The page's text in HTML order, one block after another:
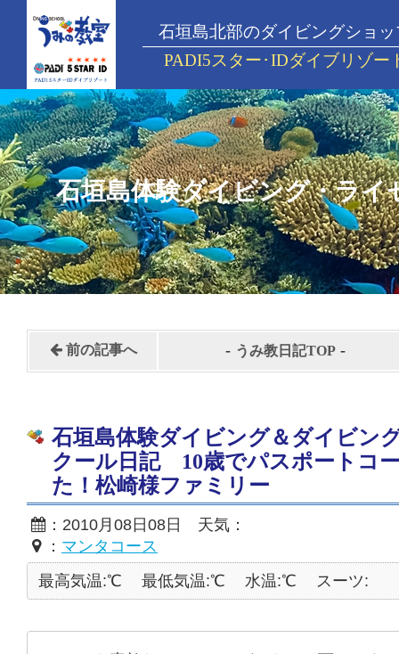
石垣島北部のダイビングショッ
PADI5スター･IDダイブリゾー
石垣島体験ダイビング・ライ
前の記事へ - うみ教日記TOP -
石垣島体験ダイビング＆ダイビン
クール日記 10歳でパスポートコ
た！松崎様ファミリー
：2010月08日08日 天気：
： マンタコース
最高気温:℃
最低気温:℃ 水温:℃ スーツ: